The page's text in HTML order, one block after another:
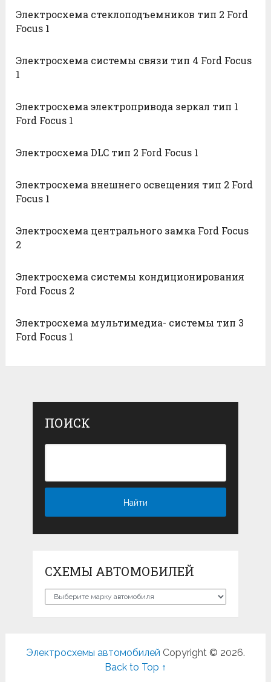
Электросхема стеклоподъемников тип 2 Ford
Focus 1
Электросхема системы связи тип 4 Ford Focus
1
Электросхема электропривода зеркал тип 1
Ford Focus 1
Электросхема DLC тип 2 Ford Focus 1
Электросхема внешнего освещения тип 2 Ford
Focus 1
Электросхема центрального замка Ford Focus
2
Электросхема системы кондиционирования
Ford Focus 2
Электросхема мультимедиа- системы тип 3
Ford Focus 1
ПОИСК
СХЕМЫ АВТОМОБИЛЕЙ
Схемы
Электросхемы автомобилей Copyright © 2026.
Back to Top ↑